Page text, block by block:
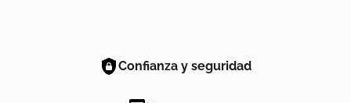
Confianza y seguridad